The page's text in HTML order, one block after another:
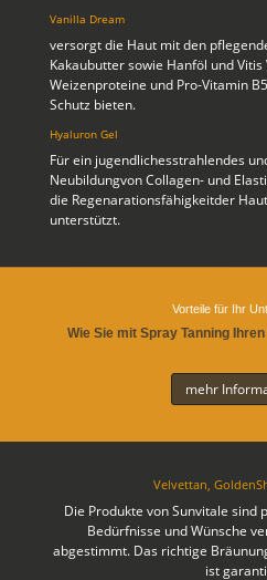
Vanilla Dream
versorgt die Haut mit den
Kakaubutter sowie Hanföl und
Weizenproteine und Pro-Vitamin
Schutz bieten.
Hyaluron Gel
Für ein jugendlichesstrahlendes
Neubildungvon Collagen- und
die Regenarationsfähigkeitder
unterstützt.
Vorteile für Ihr
Wie Sie mit Spray Tanning
mehr
Velvettan,
Die Produkte von Sunvitale sind
Bedürfnisse und Wünsche
abgestimmt. Das richtige
ist